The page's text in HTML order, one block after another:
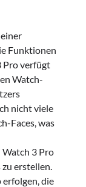
Funktionen
Pro verfügt
Watch-
nicht viele
Faces, was
3 Pro
erstellen.
die